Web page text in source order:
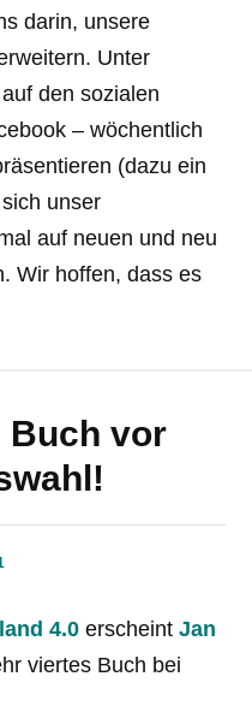
darin, unsere
Unter
den sozialen
– wöchentlich
(dazu ein
unser
auf neuen und neu
Wir hoffen, dass es
Buch vor
4.0 erscheintJan
viertes Buch bei